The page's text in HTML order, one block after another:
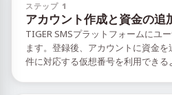
ステップ 1
アカウント作成と資金の追
TIGER SMSプラットフォームにユ
ます。登録後、アカウントに資金
件に対応する仮想番号を利用できる